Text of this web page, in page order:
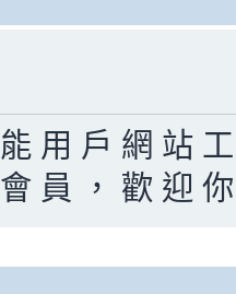
用 戶 網 站
員 ， 歡 迎